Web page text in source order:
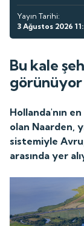
Yayın Tarihi:
3 Ağustos 2026
Bu kale
görünüyor
Hollanda'nın
olan Naarden,
sistemiyle
arasında yer